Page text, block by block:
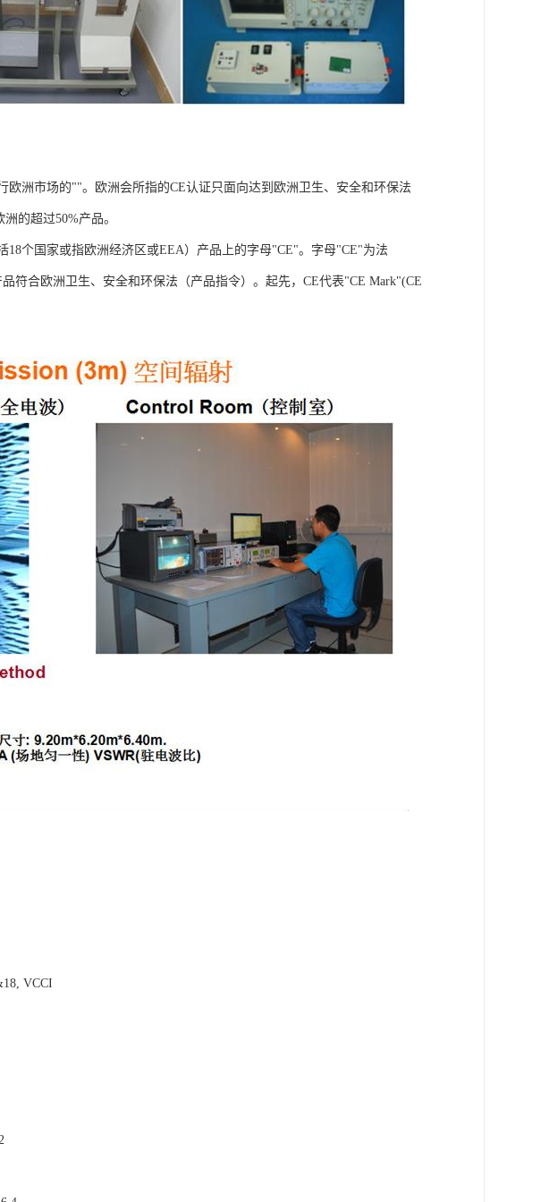
欧洲市场的""。欧洲会所指的CE认证只面向达到欧洲卫生、安全和环保法
的超过50%产品。
个国家或指欧洲经济区或EEA）产品上的字母"CE"。字母"CE"为法
符合欧洲卫生、安全和环保法（产品指令）。起先，CE代表"CE Mark"(CE
VCCI